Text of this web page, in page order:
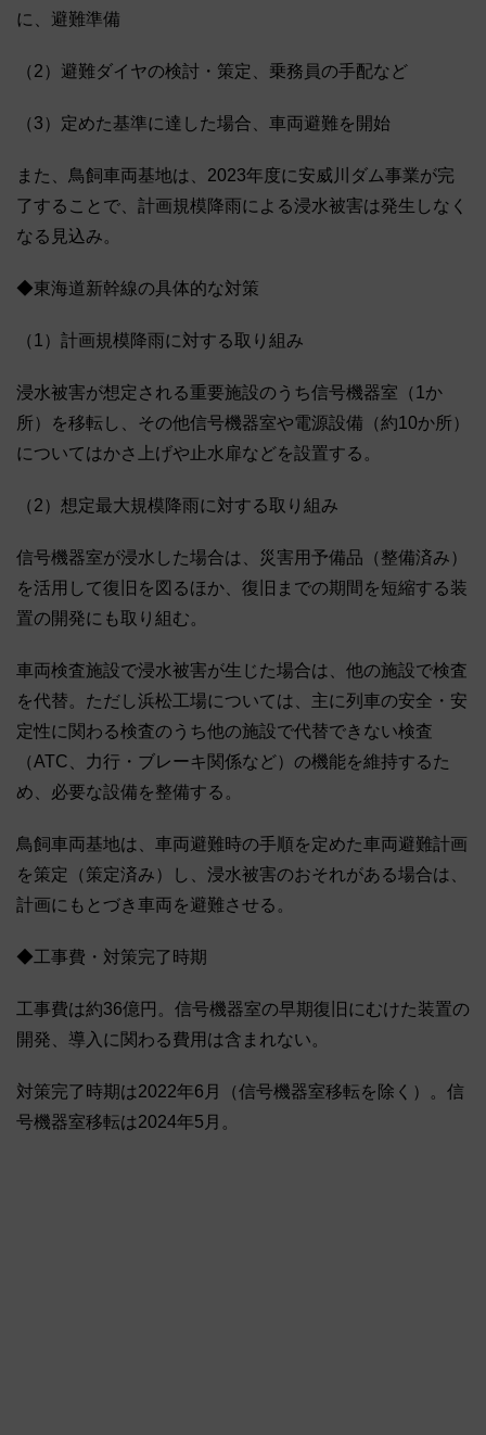
に、避難準備
（2）避難ダイヤの検討・策定、乗務員の手配など
（3）定めた基準に達した場合、車両避難を開始
また、鳥飼車両基地は、2023年度に安威川ダム事業が完
了することで、計画規模降雨による浸水被害は発生しなく
なる見込み。
◆東海道新幹線の具体的な対策
（1）計画規模降雨に対する取り組み
浸水被害が想定される重要施設のうち信号機器室（1か
所）を移転し、その他信号機器室や電源設備（約10か所）
についてはかさ上げや止水扉などを設置する。
（2）想定最大規模降雨に対する取り組み
信号機器室が浸水した場合は、災害用予備品（整備済み）
を活用して復旧を図るほか、復旧までの期間を短縮する装
置の開発にも取り組む。
車両検査施設で浸水被害が生じた場合は、他の施設で検査
を代替。ただし浜松工場については、主に列車の安全・安
定性に関わる検査のうち他の施設で代替できない検査
（ATC、力行・ブレーキ関係など）の機能を維持するた
め、必要な設備を整備する。
鳥飼車両基地は、車両避難時の手順を定めた車両避難計画
を策定（策定済み）し、浸水被害のおそれがある場合は、
計画にもとづき車両を避難させる。
◆工事費・対策完了時期
工事費は約36億円。信号機器室の早期復旧にむけた装置の
開発、導入に関わる費用は含まれない。
対策完了時期は2022年6月（信号機器室移転を除く）。信
号機器室移転は2024年5月。